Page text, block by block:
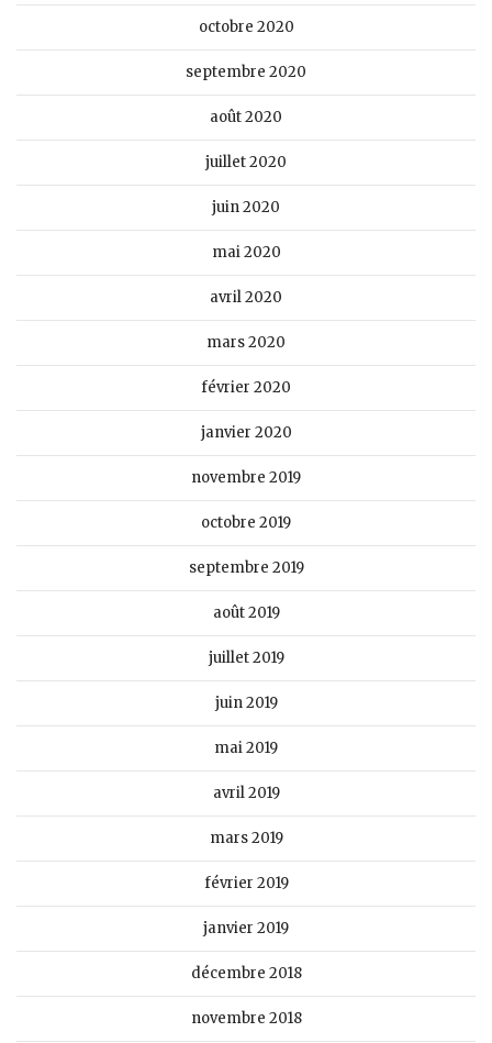
octobre 2020
septembre 2020
août 2020
juillet 2020
juin 2020
mai 2020
avril 2020
mars 2020
février 2020
janvier 2020
novembre 2019
octobre 2019
septembre 2019
août 2019
juillet 2019
juin 2019
mai 2019
avril 2019
mars 2019
février 2019
janvier 2019
décembre 2018
novembre 2018